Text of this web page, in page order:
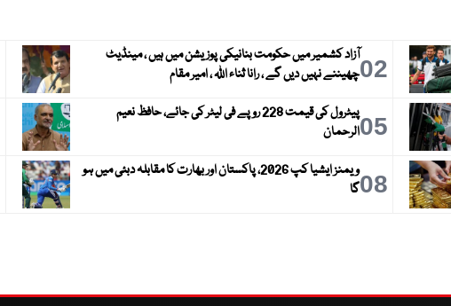
02آزاد کشمیر میں حکومت بنانیکی پوزیشن میں ہیں ، مینڈیٹ
چھیننے نہیں دیں گے ، رانا ثناء اللہ ، امیر مقام
05
پیٹرول کی قیمت 228 روپے فی لیٹر کی جائے، حافظ نعیم
الرحمان
08
ویمنز ایشیا کپ 2026، پاکستان اور بھارت کا مقابلہ دبئی میں ہو
گا